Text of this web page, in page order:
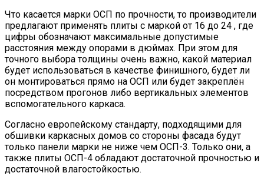
Что касается марки ОСП по прочности, то производители
предлагают применять плиты с маркой от 16 до 24 , где
цифры обозначают максимальные допустимые
расстояния между опорами в дюймах. При этом для
точного выбора толщины очень важно, какой материал
будет использоваться в качестве финишного, будет ли
он монтироваться прямо на ОСП или будет закреплён
посредством прогонов либо вертикальных элементов
вспомогательного каркаса.
Согласно европейскому стандарту, подходящими для
обшивки каркасных домов со стороны фасада будут
только панели марки не ниже чем ОСП-3. Только они, а
также плиты ОСП-4 обладают достаточной прочностью и
достаточной влагостойкостью.